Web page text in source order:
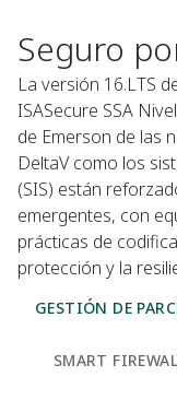
Seguro
La versión 16.LTS
ISASecure SSA
de Emerson de las
DeltaV como los
(SIS) están
emergentes, con
prácticas de
protección y la
GESTIÓN DE
SMART